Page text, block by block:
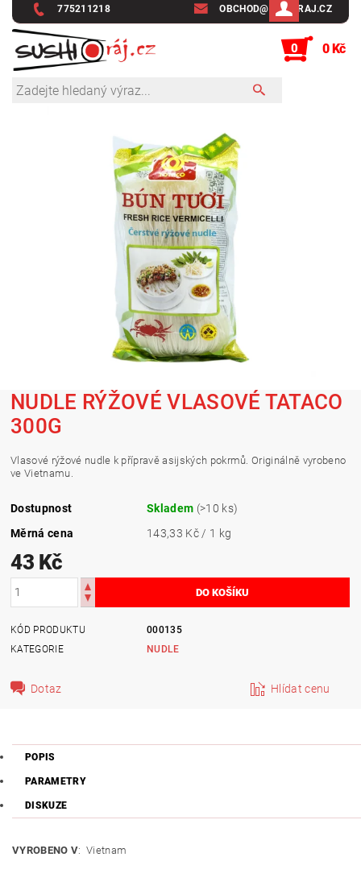
775211218 OBCHOD@SUSHIRAJ.CZ
0 0 Kč
NUDLE RÝŽOVÉ VLASOVÉ TATACO
300G
Vlasové rýžové nudle k přípravě asijských pokrmů. Originálně vyrobeno
ve Vietnamu.
Dostupnost Skladem (>10 ks)
Měrná cena
143,33 Kč / 1 kg
43 Kč
KÓD PRODUKTU
000135
KATEGORIE
NUDLE
Dotaz Hlídat cenu
POPIS
PARAMETRY
DISKUZE
VYROBENO V: Vietnam